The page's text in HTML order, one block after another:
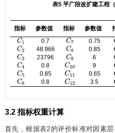
表5 平广段改扩建工程（
指标 参数值 指标 参数值
C1 0.7 C7 0.75
C2 48.966 C8 0.85
C3 23796 C9 6
C4 0.8 C10 9
C5 0.85 C11 0.65
C6 0.8 C12 3.5
3.2 指标权重计算
首先，根据表2的评价标准对因素